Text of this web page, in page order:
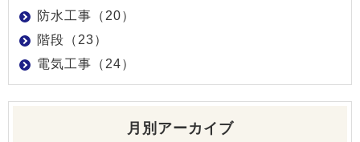
防水工事（20）
階段（23）
電気工事（24）
月別アーカイブ